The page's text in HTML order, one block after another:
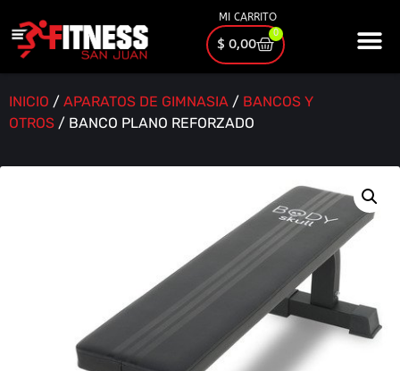
MI CARRITO
$ 0,00
0
INICIO / APARATOS DE GIMNASIA / BANCOS Y
OTROS / BANCO PLANO REFORZADO